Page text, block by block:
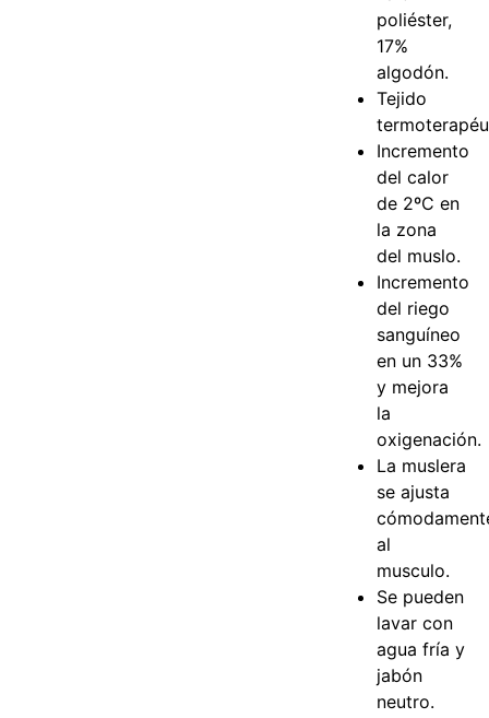
poliéster,
17%
algodón.
Tejido
Incremento
del calor
de 2ºC en
la zona
del muslo.
Incremento
del riego
sanguíneo
en un 33%
y mejora
la
oxigenación.
La muslera
se ajusta
al
musculo.
Se pueden
lavar con
agua fría y
jabón
neutro.